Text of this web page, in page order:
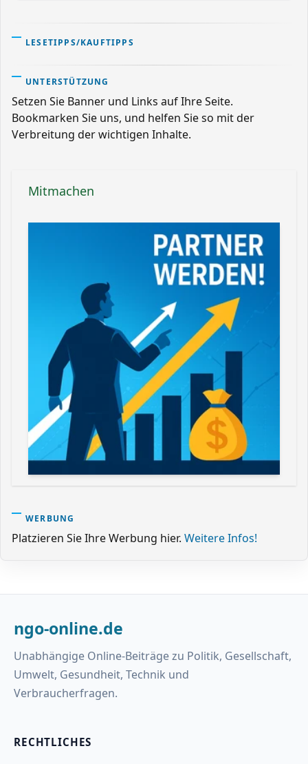
LESETIPPS/KAUFTIPPS
UNTERSTÜTZUNG
Setzen Sie Banner und Links auf Ihre Seite.
Bookmarken Sie uns, und helfen Sie so mit der
Verbreitung der wichtigen Inhalte.
Mitmachen
WERBUNG
Platzieren Sie Ihre Werbung hier. Weitere Infos!
ngo-online.de
Unabhängige Online-Beiträge zu Politik, Gesellschaft,
Umwelt, Gesundheit, Technik und
Verbraucherfragen.
RECHTLICHES